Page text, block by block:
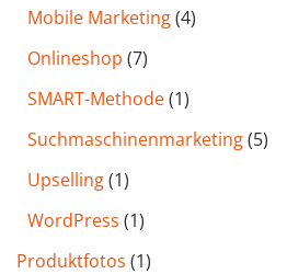
Mobile Marketing(4)
Onlineshop (7)
SMART-Methode(1)
Such­maschinen­marketing(5)
Upselling(1)
WordPress (1)
Produktfotos (1)